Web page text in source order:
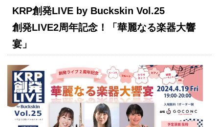
KRP創発LIVE by Buckskin Vol.25
創発LIVE2周年記念！「華麗なる楽器大響
宴」